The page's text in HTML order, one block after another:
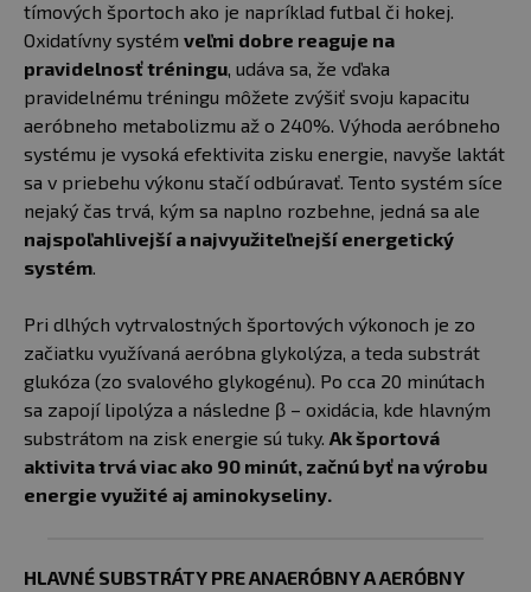
tímových športoch ako je napríklad futbal či hokej.
Oxidatívny systém veľmi dobre reaguje na
pravidelnosť tréningu , udáva sa, že vďaka
pravidelnému tréningu môžete zvýšiť svoju kapacitu
aeróbneho metabolizmu až o 240%. Výhoda aeróbneho
systému je vysoká efektivita zisku energie, navyše laktát
sa v priebehu výkonu stačí odbúravať. Tento systém síce
nejaký čas trvá, kým sa naplno rozbehne, jedná sa ale
najspoľahlivejší a najvyužiteľnejší energetický
systém
Pri dlhých vytrvalostných športových výkonoch je zo
začiatku využívaná aeróbna glykolýza, a teda substrát
glukóza (zo svalového glykogénu). Po cca 20 minútach
sa zapojí lipolýza a následne β – oxidácia, kde hlavným
substrátom na zisk energie sú tuky. Ak športová
aktivita trvá viac ako 90 minút, začnú byť na výrobu
energie využité aj aminokyseliny.
HLAVNÉ SUBSTRÁTY PRE ANAERÓBNY A AERÓBNY